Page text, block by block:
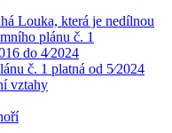
Louka, která je nedílnou
plánu č. 1
do 4⁄2024
č. 1 platná od 5⁄2024
vztahy